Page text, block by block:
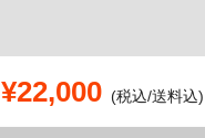
¥22,000 (税込/送料込)